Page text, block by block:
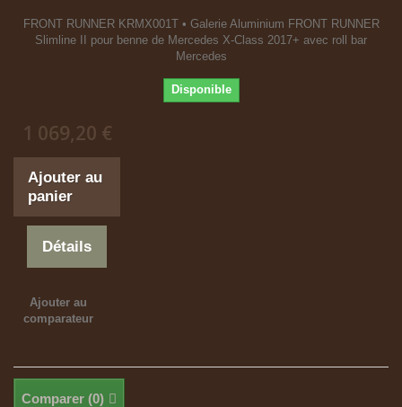
FRONT RUNNER KRMX001T • Galerie Aluminium FRONT RUNNER
Slimline II pour benne de Mercedes X-Class 2017+ avec roll bar
Mercedes
Disponible
1 069,20 €
Ajouter au
panier
Détails
Ajouter au
comparateur
Comparer (0)